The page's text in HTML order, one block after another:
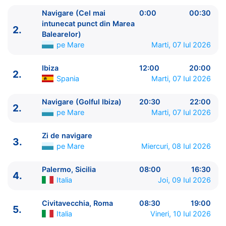
ITINERARIU
----------------------------------------
1. Barcelona Spania
Balearelor) pe Mare
Navigare (Cel mai intunecat punct din Marea
2.
Ibiza Spania 12:00 - 20:00
Navigare (Golful Ibiza)
20:30 - 22:00
Zi de navigare pe Mare
0:00 - 0:00
4.
Palermo, Sicilia
08:00 - 16:30
2.
Navigare (Cel mai
intunecat punct din Marea
Balearelor)
0:00 00:30
pe Mare Marti, 07 Iul 2026
2.
Ibiza 12:00
20:00
Spania
Marti, 07 Iul 2026
2.
Navigare (Golful Ibiza) 20:30
22:00
pe Mare
Marti, 07 Iul 2026
3.
Zi de navigare
pe Mare
Miercuri, 08 Iul 2026
4.
Palermo, Sicilia 08:00
16:30
Italia
Joi, 09 Iul 2026
5.
Civitavecchia, Roma 08:30
19:00
Italia
Vineri, 10 Iul 2026